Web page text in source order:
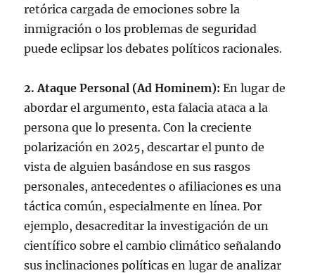
retórica cargada de emociones sobre la
inmigración o los problemas de seguridad
puede eclipsar los debates políticos racionales.
2. Ataque Personal (Ad Hominem): En lugar de
abordar el argumento, esta falacia ataca a la
persona que lo presenta. Con la creciente
polarización en 2025, descartar el punto de
vista de alguien basándose en sus rasgos
personales, antecedentes o afiliaciones es una
táctica común, especialmente en línea. Por
ejemplo, desacreditar la investigación de un
científico sobre el cambio climático señalando
sus inclinaciones políticas en lugar de analizar